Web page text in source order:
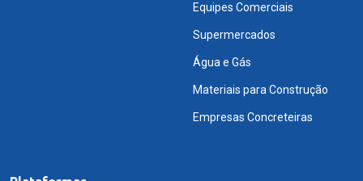
Equipes Comerciais
Supermercados
Água e Gás
Materiais para Construção
Empresas Concreteiras